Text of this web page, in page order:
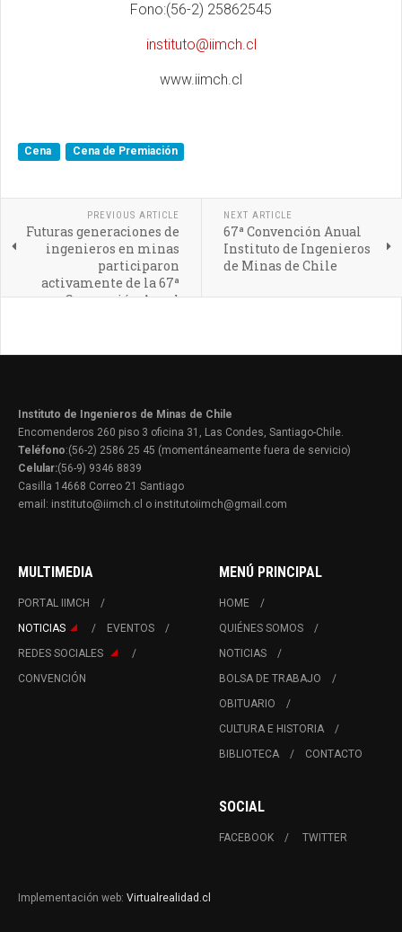
Fono:(56-2) 25862545
instituto@iimch.cl
www.iimch.cl
Cena Cena de Premiación
PREVIOUS ARTICLE
Futuras generaciones de
ingenieros en minas
participaron
activamente de la 67ª
Convención Anual
NEXT ARTICLE
67ª Convención Anual
Instituto de Ingenieros
de Minas de Chile
Instituto de Ingenieros de Minas de Chile
Encomenderos 260 piso 3 oficina 31, Las Condes, Santiago-Chile.
Teléfono:(56-2) 2586 25 45 (momentáneamente fuera de servicio)
Celular:(56-9) 9346 8839
Casilla 14668 Correo 21 Santiago
email: instituto@iimch.cl o institutoiimch@gmail.com
MULTIMEDIA
PORTAL IIMCH
NOTICIAS
EVENTOS
REDES SOCIALES
CONVENCIÓN
MENÚ PRINCIPAL
HOME
QUIÉNES SOMOS
NOTICIAS
BOLSA DE TRABAJO
OBITUARIO
CULTURA E HISTORIA
BIBLIOTECA
CONTACTO
SOCIAL
FACEBOOK TWITTER
Implementación web: Virtualrealidad.cl